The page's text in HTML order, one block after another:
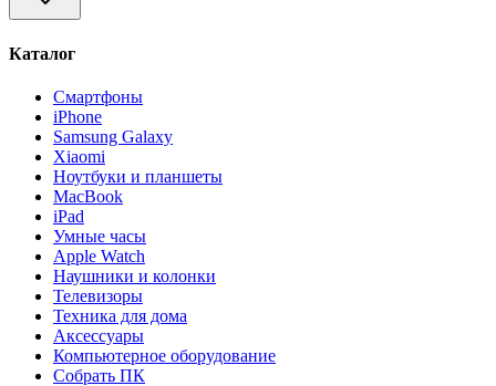
Каталог
Смартфоны
iPhone
Samsung Galaxy
Xiaomi
Ноутбуки и планшеты
MacBook
iPad
Умные часы
Apple Watch
Наушники и колонки
Телевизоры
Техника для дома
Аксессуары
Компьютерное оборудование
Собрать ПК